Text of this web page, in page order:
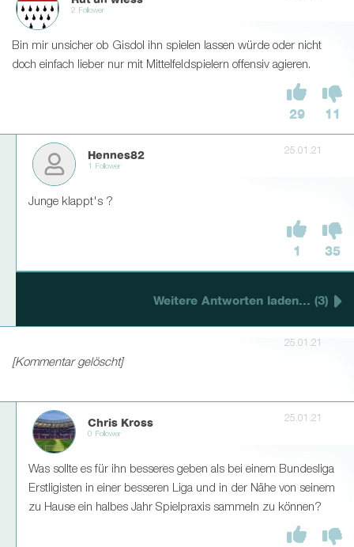
2 Follower
Bin mir unsicher ob Gisdol ihn spielen lassen würde oder nicht
doch einfach lieber nur mit Mittelfeldspielern offensiv agieren.
29 11
Hennes82
1 Follower
25.01.21
Junge klappt's ?
1 35
Weitere Antworten laden... (3)
25.01.21
[Kommentar gelöscht]
Chris Kross
0 Follower
25.01.21
Was sollte es für ihn besseres geben als bei einem Bundesliga
Erstligisten in einer besseren Liga und in der Nähe von seinem
zu Hause ein halbes Jahr Spielpraxis sammeln zu können?